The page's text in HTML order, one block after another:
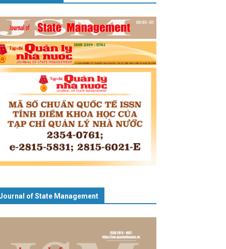
of State Management